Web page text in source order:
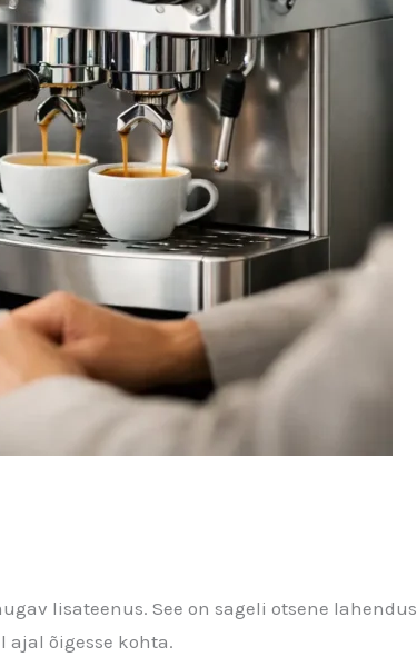
lisateenus. See on sageli otsene lahendus
ajal õigesse kohta.